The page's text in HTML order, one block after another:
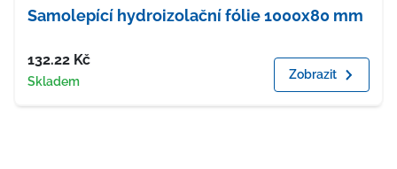
Samolepící hydroizolační fólie 1000x80 mm
Cena
132.22 Kč
Dostupnost
Skladem Zobrazit